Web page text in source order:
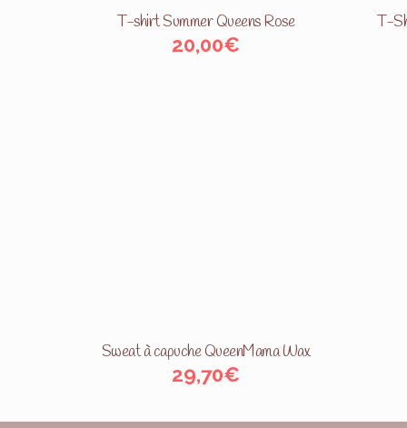
T-shirt Summer Queens Rose
20,00€
T-
Sweat à capuche QueenMama Wax
29,70€